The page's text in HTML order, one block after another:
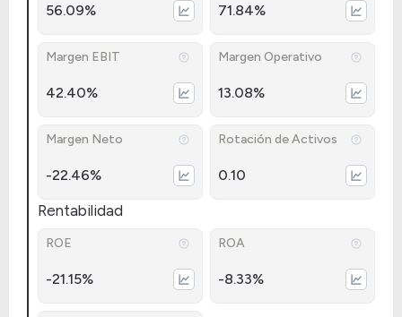
56.09% 71.84%
Margen EBIT
42.40%
Margen Operativo
13.08%
Margen Neto
-22.46%
Rotación de Activos
0.10
Rentabilidad
ROE
-21.15%
ROA
-8.33%